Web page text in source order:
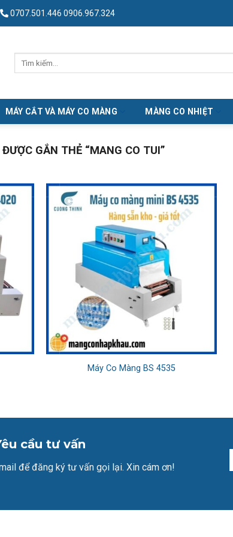
0707.501.446 0906.967.324
MÁY CẮT VÀ MÁY CO MÀNG MÀNG CO NHIỆT
GẮN THẺ “MANG CO TUI”
Máy Co Màng BS 4535
cầu tư vấn
để đăng ký tư vấn gọi lại. Xin cám ơn!